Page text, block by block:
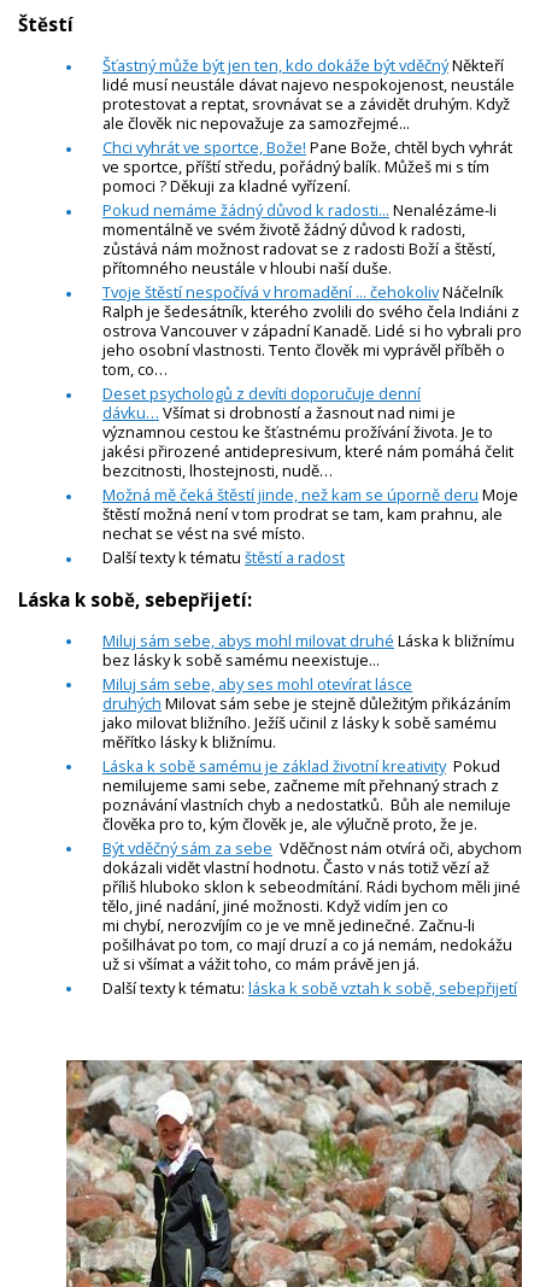
Štěstí
Šťastný může být jen ten, kdo dokáže být vděčnýNěkteří
lidé musí neustále dávat najevo nespokojenost, neustále
protestovat a reptat, srovnávat se a závidět druhým. Když
ale člověk nic nepovažuje za samozřejmé...
Chci vyhrát ve sportce, Bože! Pane Bože, chtěl bych vyhrát
ve sportce, příští středu, pořádný balík. Můžeš mi s tím
pomoci ? Děkuji za kladné vyřízení.
Pokud nemáme žádný důvod k radosti... Nenalézáme-li
momentálně ve svém životě žádný důvod k radosti,
zůstává nám možnost radovat se z radosti Boží a štěstí,
přítomného neustále v hloubi naší duše.
Tvoje štěstí nespočívá v hromadění ... čehokolivNáčelník
Ralph je šedesátník, kterého zvolili do svého čela Indiáni z
ostrova Vancouver v západní Kanadě. Lidé si ho vybrali pro
jeho osobní vlastnosti. Tento člověk mi vyprávěl příběh o
tom, co…
Deset psychologů z devíti doporučuje denní
dávku… Všímat si drobností a žasnout nad nimi je
významnou cestou ke šťastnému prožívání života. Je to
jakési přirozené antidepresivum, které nám pomáhá čelit
bezcitnosti, lhostejnosti, nudě…
Možná mě čeká štěstí jinde, než kam se úporně deru Moje
štěstí možná není v tom prodrat se tam, kam prahnu, ale
nechat se vést na své místo.
Další texty k tématu štěstí a radost
Láska k sobě, sebepřijetí:
Miluj sám sebe, abys mohl milovat druhé Láska k bližnímu
bez lásky k sobě samému neexistuje...
Miluj sám sebe, aby ses mohl otevírat lásce
druhých Milovat sám sebe je stejně důležitým přikázáním
jako milovat bližního. Ježíš učinil z lásky k sobě samému
měřítko lásky k bližnímu.
Láska k sobě samému je základ životní kreativityPokud
nemilujeme sami sebe, začneme mít přehnaný strach z
poznávání vlastních chyb a nedostatků. Bůh ale nemiluje
člověka pro to, kým člověk je, ale výlučně proto, že je.
Být vděčný sám za sebe Vděčnost nám otvírá oči, abychom
dokázali vidět vlastní hodnotu. Často v nás totiž vězí až
příliš hluboko sklon k sebeodmítání. Rádi bychom měli jiné
tělo, jiné nadání, jiné možnosti. Když vidím jen co
mi chybí, nerozvíjím co je ve mně jedinečné. Začnu-li
pošilhávat po tom, co mají druzí a co já nemám, nedokážu
už si všímat a vážit toho, co mám právě jen já.
Další texty k tématu: láska k sobě vztah k sobě, sebepřijetí